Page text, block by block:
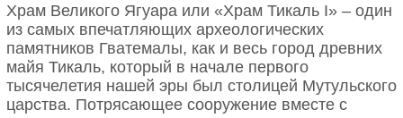
Храм Великого Ягуара или «Храм Тикаль I» – один
из самых впечатляющих археологических
памятников Гватемалы, как и весь город древних
майя Тикаль, который в начале первого
тысячелетия нашей эры был столицей Мутульского
царства. Потрясающее сооружение вместе с